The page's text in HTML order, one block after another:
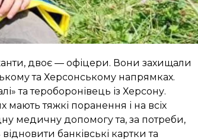
двоє — офіцери. Вони захищали
та Херсонському напрямках.
та тероборонівець із Херсону.
мають тяжкі поранення і на всіх
медичну допомогу та, за потреби,
банківські картки та